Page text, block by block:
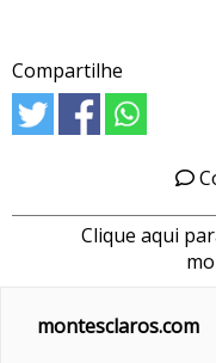
Compartilhe
Clique aqui
montesclaros.com